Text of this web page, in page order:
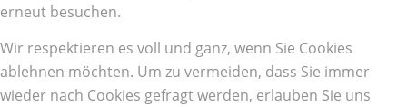
erneut besuchen.
Wir respektieren es voll und ganz, wenn Sie Cookies
ablehnen möchten. Um zu vermeiden, dass Sie immer
wieder nach Cookies gefragt werden, erlauben Sie uns